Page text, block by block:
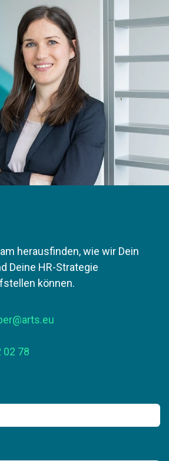
herausfinden, wie wir Dein
Deine HR-Strategie
können.
02 78